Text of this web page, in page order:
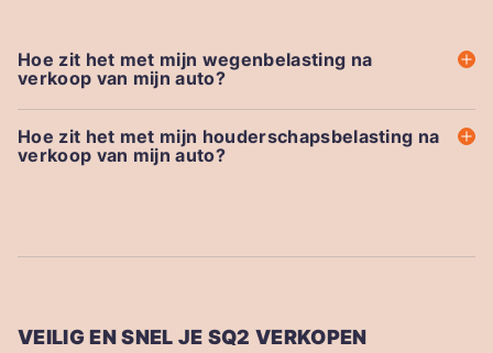
Hoe zit het met mijn wegenbelasting na
verkoop van mijn auto?
Hoe zit het met mijn houderschapsbelasting na
verkoop van mijn auto?
VEILIG EN SNEL JE SQ2 VERKOPEN